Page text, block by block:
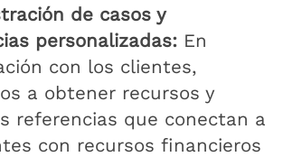
de casos y
personalizadas: En
con los clientes,
a obtener recursos y
referencias que conectan a
con recursos financieros